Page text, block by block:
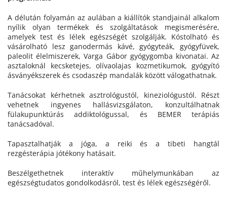
A délután folyamán az aulában a kiállítók standjainál alkalom
nyílik olyan termékek és szolgáltatások megismerésére,
amelyek test és lélek egészségét szolgálják. Kóstolható és
vásárolható lesz ganodermás kávé, gyógyteák, gyógyfüvek,
paleolit élelmiszerek, Varga Gábor gyógygomba kivonatai. Az
asztaloknál kecsketejes, olívaolajas kozmetikumok, gyógyító
ásványékszerek és csodaszép mandalák között válogathatnak.
Tanácsokat kérhetnek asztrológustól, kineziológustól. Részt
vehetnek ingyenes hallásvizsgálaton, konzultálhatnak
fülakupunktúrás addiktológussal, és BEMER terápiás
tanácsadóval.
Tapasztalhatják a jóga, a reiki és a tibeti hangtál
rezgésterápia jótékony hatásait.
Beszélgethetnek interaktív műhelymunkában az
egészségtudatos gondolkodásról, test és lélek egészségéről.